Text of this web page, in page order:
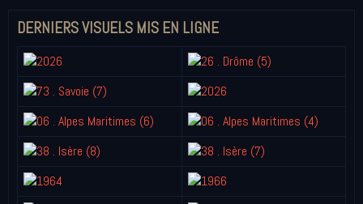
DERNIERS VISUELS MIS EN LIGNE